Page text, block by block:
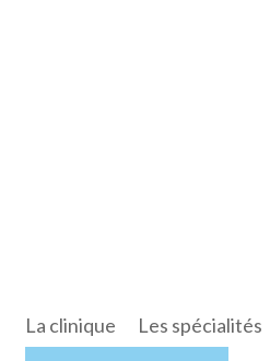
La clinique Les spécialités